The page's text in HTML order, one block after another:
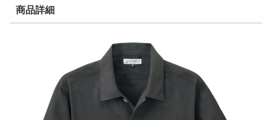
商品詳細